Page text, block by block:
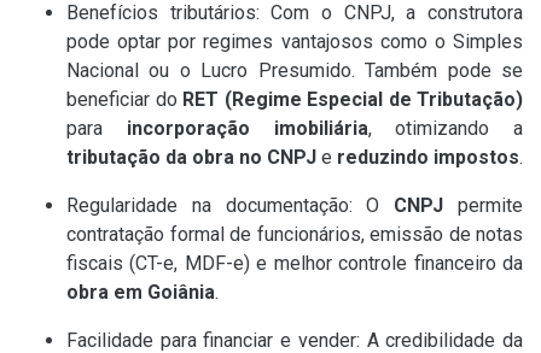
Benefícios tributários: Com o CNPJ, a construtora
pode optar por regimes vantajosos como o Simples
Nacional ou o Lucro Presumido. Também pode se
beneficiar do RET (Regime Especial de Tributação)
para incorporação imobiliária, otimizando a
tributação da obra no CNPJ e reduzindo impostos.
Regularidade na documentação: O CNPJ permite
contratação formal de funcionários, emissão de notas
fiscais (CT-e, MDF-e) e melhor controle financeiro da
obra em Goiânia.
Facilidade para financiar e vender: A credibilidade da